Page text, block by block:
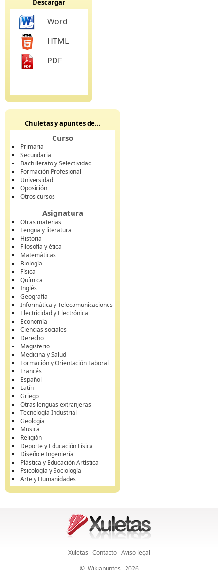
Descargar
Word
HTML
PDF
Chuletas y apuntes de...
Curso
Primaria
Secundaria
Bachillerato y Selectividad
Formación Profesional
Universidad
Oposición
Otros cursos
Asignatura
Otras materias
Lengua y literatura
Historia
Filosofía y ética
Matemáticas
Biología
Física
Química
Inglés
Geografía
Informática y Telecomunicaciones
Electricidad y Electrónica
Economía
Ciencias sociales
Derecho
Magisterio
Medicina y Salud
Formación y Orientación Laboral
Francés
Español
Latín
Griego
Otras lenguas extranjeras
Tecnología Industrial
Geología
Música
Religión
Deporte y Educación Física
Diseño e Ingeniería
Plástica y Educación Artística
Psicología y Sociología
Arte y Humanidades
Xuletas Contacto Aviso legal
© Wikiapuntes , 2026